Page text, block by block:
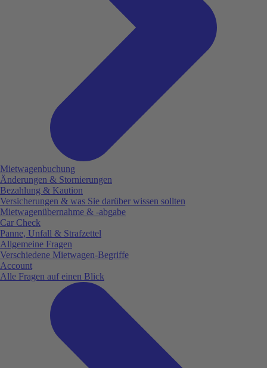
Mietwagenbuchung
Änderungen & Stornierungen
Bezahlung & Kaution
Versicherungen & was Sie darüber wissen sollten
Mietwagenübernahme & -abgabe
Car Check
Panne, Unfall & Strafzettel
Allgemeine Fragen
Verschiedene Mietwagen-Begriffe
Account
Alle Fragen auf einen Blick